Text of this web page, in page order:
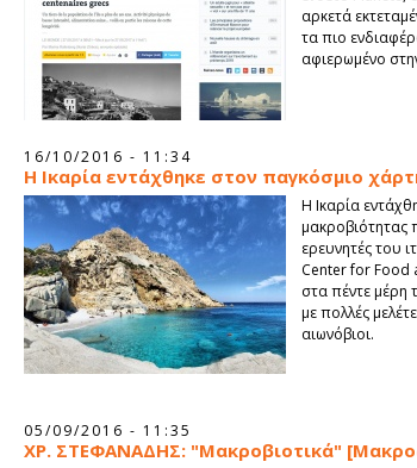
αρκετά
τα πιο
αφιερωμένο
16/10/2016 - 11:34
Η Ικαρία εντάχθηκε στον παγκόσμιο
Η Ικαρία
μακροβιότητας
ερευνητές του
Center for Food
στα πέντε
με πολλές
αιωνόβιοι.
05/09/2016 - 11:35
ΧΡ. ΣΤΕΦΑΝΑΔΗΣ: "Μακροβιοτικά"